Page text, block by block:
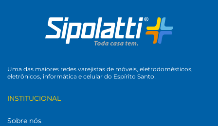
Uma das maiores redes varejistas de móveis, eletrodomésticos,
eletrônicos, informática e celular do Espírito Santo!
INSTITUCIONAL
Sobre nós